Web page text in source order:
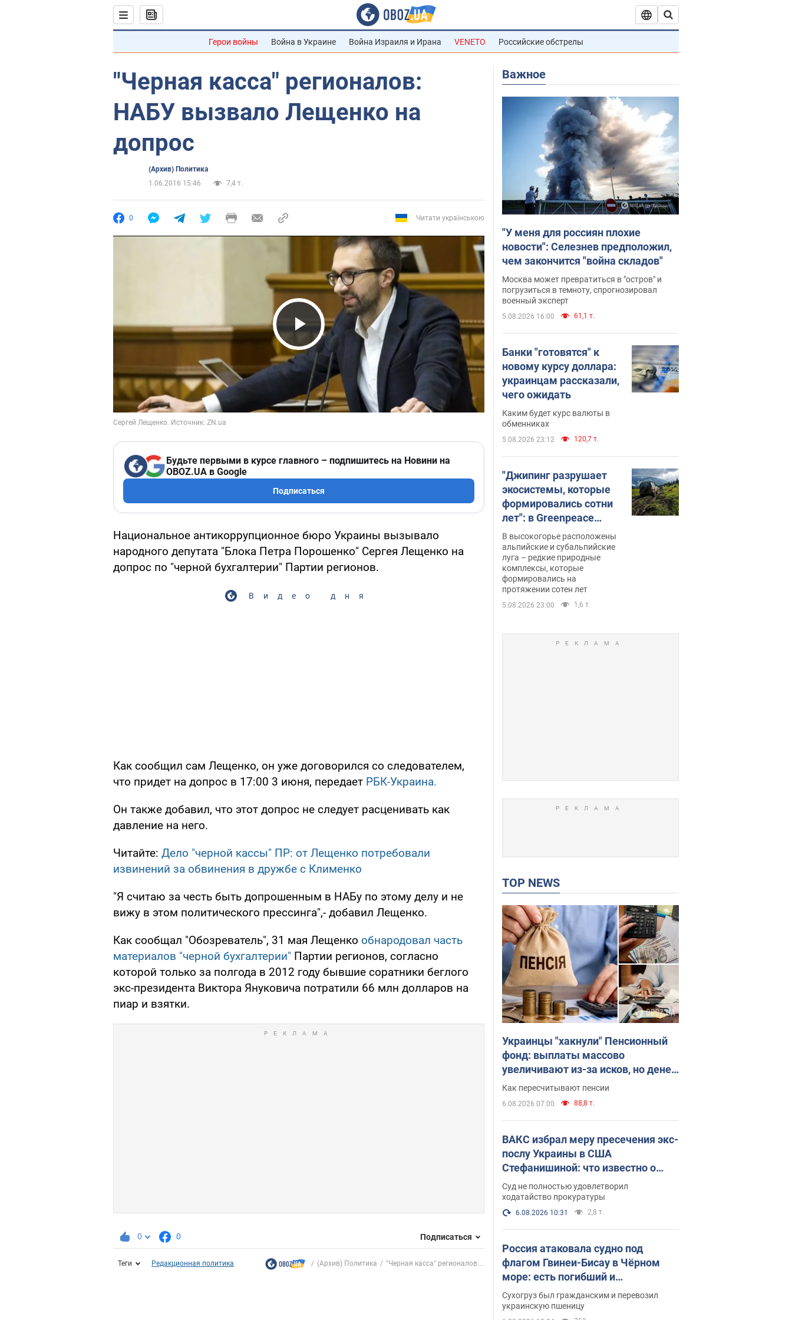
Герои войны Война в Украине Война Израиля и Ирана VENETO Российские обстрелы
"Черная касса" регионалов:
НАБУ вызвало Лещенко на
допрос
(Архив) Политика
1.06.2016 15:46
7,4 т.
0 Читати українською
Play Video
Будьте первыми в курсе главного – подпишитесь на Новини на
OBOZ.UA в Google
Подписаться
Национальное антикоррупционное бюро Украины вызывало
народного депутата "Блока Петра Порошенко" Сергея Лещенко на
допрос по "черной бухгалтерии" Партии регионов.
Видео дня
Как сообщил сам Лещенко, он уже договорился со следователем,
что придет на допрос в 17:00 3 июня, передает РБК-Украина.
Он также добавил, что этот допрос не следует расценивать как
давление на него.
Читайте: Дело "черной кассы" ПР: от Лещенко потребовали
извинений за обвинения в дружбе с Клименко
"Я считаю за честь быть допрошенным в НАБу по этому делу и не
вижу в этом политического прессинга",- добавил Лещенко.
Как сообщал "Обозреватель", 31 мая Лещенко обнародовал часть
материалов "черной бухгалтерии" Партии регионов, согласно
которой только за полгода в 2012 году бывшие соратники беглого
экс-президента Виктора Януковича потратили 66 млн долларов на
пиар и взятки.
0 0 Подписаться
Теги Редакционная политика (Архив) Политика "Черная касса" регионалов:...
Важное
"У меня для россиян плохие
новости": Селезнев предположил,
чем закончится "война складов"
Москва может превратиться в "остров" и
погрузиться в темноту, спрогнозировал
военный эксперт
5.08.2026 16:00 61,1 т.
Банки "готовятся" к
новому курсу доллара:
украинцам рассказали,
чего ожидать
Каким будет курс валюты в
обменниках
5.08.2026 23:12 120,7 т.
"Джипинг разрушает
экосистемы, которые
формировались сотни
лет": в Greenpeace
забили тревогу
В высокогорье расположены
альпийские и субальпийские
луга – редкие природные
комплексы, которые
формировались на
протяжении сотен лет
5.08.2026 23:00 1,6 т.
TOP NEWS
Украинцы "хакнули" Пенсионный
фонд: выплаты массово
увеличивают из-за исков, но денег
не хватает
Как пересчитывают пенсии
6.08.2026 07:00 88,8 т.
ВАКС избрал меру пресечения экс-
послу Украины в США
Стефанишиной: что известно о
деле
Суд не полностью удовлетворил
ходатайство прокуратуры
6.08.2026 10:31 2,8 т.
Россия атаковала судно под
флагом Гвинеи-Бисау в Чёрном
море: есть погибший и
пострадавшие
Сухогруз был гражданским и перевозил
украинскую пшеницу